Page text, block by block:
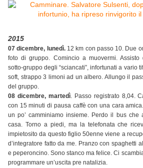
2015
07 dicembre, lunedì.12 km con passo 10. Due
foto di gruppo. Comincio a muovermi. Assisto
sotto-gruppo degli “sciancati”, infortunati a vario
soft, strappo 3 limoni ad un albero. Allungo il
del gruppo.
08 dicembre, martedì. Passo registrato 8,04.
con 15 minuti di pausa caffè con una cara
un po’ camminiamo insieme. Perdo il bus che
casa. Torno a piedi, ma la telefonata che
impietosito da questo figlio 50enne viene a
d’integratore fatto da me. Pranzo con spaghetti
e peperoncino. Sono stanco ma felice. Ci
programmare un’uscita pre natalizia.